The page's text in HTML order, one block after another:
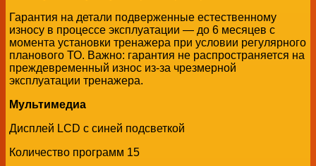
Гарантия на детали подверженные естественному
износу в процессе эксплуатации — до 6 месяцев с
момента установки тренажера при условии регулярного
планового ТО. Важно: гарантия не распространяется на
преждевременный износ из-за чрезмерной
эксплуатации тренажера.
Мультимедиа
Дисплей LCD с синей подсветкой
Количество программ 15